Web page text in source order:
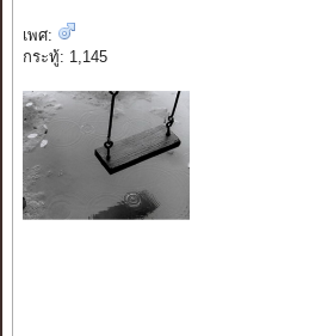
เพศ:
กระทู้: 1,145